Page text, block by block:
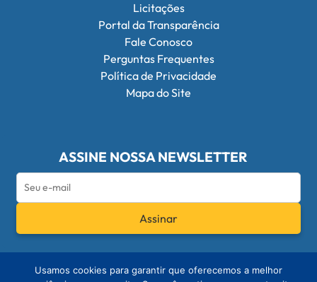
Licitações
Portal da Transparência
Fale Conosco
Perguntas Frequentes
Política de Privacidade
Mapa do Site
ASSINE NOSSA NEWSLETTER
Assinar
Redes Sociais do Conselho Federal de
Usamos cookies para garantir que oferecemos a melhor